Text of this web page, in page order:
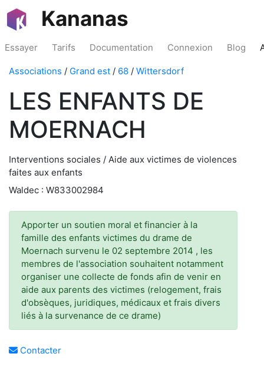
Kananas
Essayer Tarifs Documentation Connexion Blog
Associations / Grand est / 68 / Wittersdorf
LES ENFANTS DE
MOERNACH
Interventions sociales / Aide aux victimes de violences
faites aux enfants
Waldec : W833002984
Apporter un soutien moral et financier à la
famille des enfants victimes du drame de
Moernach survenu le 02 septembre 2014 , les
membres de l'association souhaitent notamment
organiser une collecte de fonds afin de venir en
aide aux parents des victimes (relogement, frais
d'obsèques, juridiques, médicaux et frais divers
liés à la survenance de ce drame)
Contacter